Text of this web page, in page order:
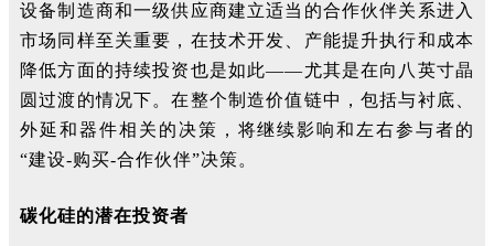
设备制造商和一级供应商建立适当的合作伙伴关系进入
市场同样至关重要，在技术开发、产能提升执行和成本
降低方面的持续投资也是如此——尤其是在向八英寸晶
圆过渡的情况下。在整个制造价值链中，包括与衬底、
外延和器件相关的决策，将继续影响和左右参与者的
“建设-购买-合作伙伴”决策。
碳化硅的潜在投资者